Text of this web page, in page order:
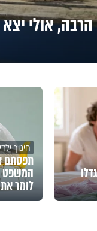
אולי
חינוך
תפסתם
המשפט
לומר